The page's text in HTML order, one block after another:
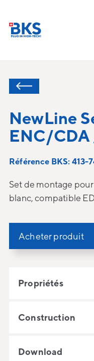
NewLine
ENC/CDA
Référence BKS: 413-
Set de montage
blanc, compatible
Acheter produit
Propriétés
Construction
Download